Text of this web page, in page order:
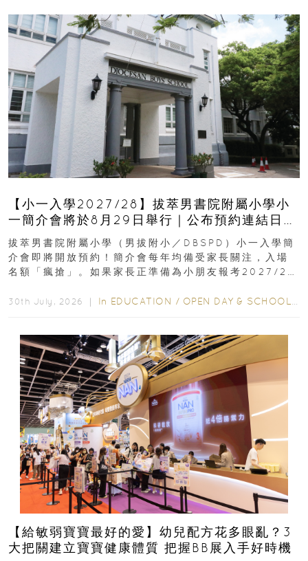
【小一入學2027/28】拔萃男書院附屬小學小
一簡介會將於8月29日舉行｜公布預約連結日期
｜更設有網上重溫
拔萃男書院附屬小學（男拔附小／DBSPD）小一入學簡
介會即將開放預約！簡介會每年均備受家長關注，入場
名額「瘋搶」。如果家長正準備為小朋友報考2027/28
30th July, 2026 ｜ In EDUCATION / OPEN DAY & SCHOOL EVENTS
【給敏弱寶寶最好的愛】幼兒配方花多眼亂？3
大把關建立寶寶健康體質 把握BB展入手好時機